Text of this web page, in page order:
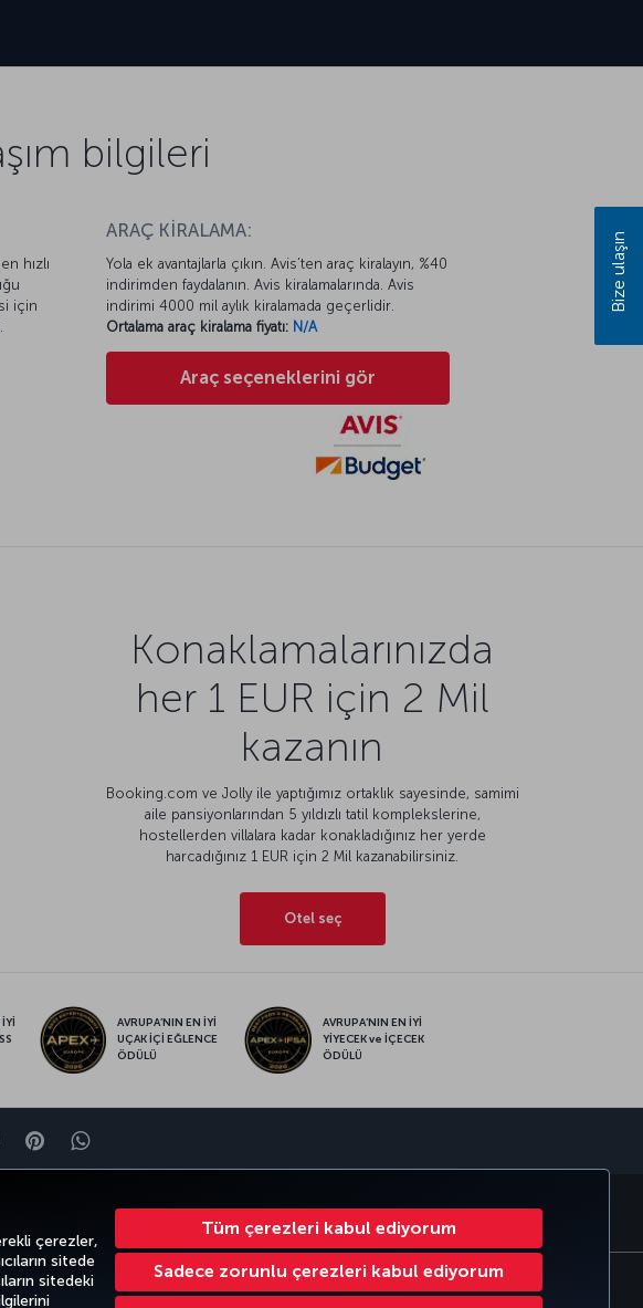
çerezler,
sitede
sitedeki
Tüm çerezleri kabul ediyorum
Sadece zorunlu çerezleri kabul ediyorum
bilgileri
hızlı
için
ARAÇ KİRALAMA:
Yola ek avantajlarla çıkın. Avis’ten araç kiralayın, %40
indirimden faydalanın. Avis kiralamalarında. Avis
indirimi 4000 mil aylık kiralamada geçerlidir.
Ortalama araç kiralama fiyatı: N/A
Araç seçeneklerini gör
Konaklamalarınızda
her 1 EUR için 2 Mil
kazanın
Booking.com ve Jolly ile yaptığımız ortaklık sayesinde, samimi
aile pansiyonlarından 5 yıldızlı tatil komplekslerine,
hostellerden villalara kadar konakladığınız her yerde
harcadığınız 1 EUR için 2 Mil kazanabilirsiniz.
Otel seç
AVRUPA’NIN EN İYİ
UÇAK İÇİ EĞLENCE
ÖDÜLÜ
AVRUPA’NIN EN İYİ
YİYECEK ve İÇECEK
ÖDÜLÜ
PinterestWhatsapp
CORPORATE CLUB TÜRK HAVA YOLLARI
Yolcu Hakları
Bize ulaşın